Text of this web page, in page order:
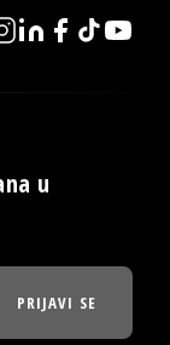
u
PRIJAVI SE